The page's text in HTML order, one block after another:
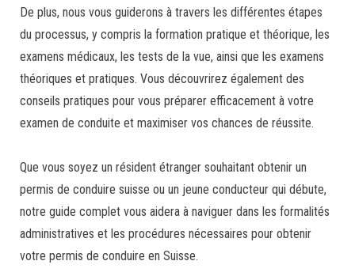
De plus, nous vous guiderons à travers les différentes étapes
du processus, y compris la formation pratique et théorique, les
examens médicaux, les tests de la vue, ainsi que les examens
théoriques et pratiques. Vous découvrirez également des
conseils pratiques pour vous préparer efficacement à votre
examen de conduite et maximiser vos chances de réussite.
Que vous soyez un résident étranger souhaitant obtenir un
permis de conduire suisse ou un jeune conducteur qui débute,
notre guide complet vous aidera à naviguer dans les formalités
administratives et les procédures nécessaires pour obtenir
votre permis de conduire en Suisse.